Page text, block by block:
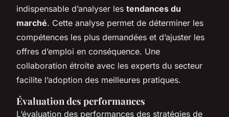
indispensable d’analyser les tendances du
marché. Cette analyse permet de déterminer les
compétences les plus demandées et d’ajuster les
offres d’emploi en conséquence. Une
collaboration étroite avec les experts du secteur
facilite l’adoption des meilleures pratiques.
Évaluation des performances
L’évaluation des performances des stratégies de